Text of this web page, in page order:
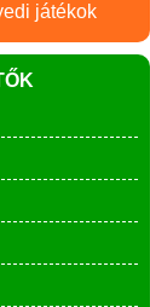
játékok